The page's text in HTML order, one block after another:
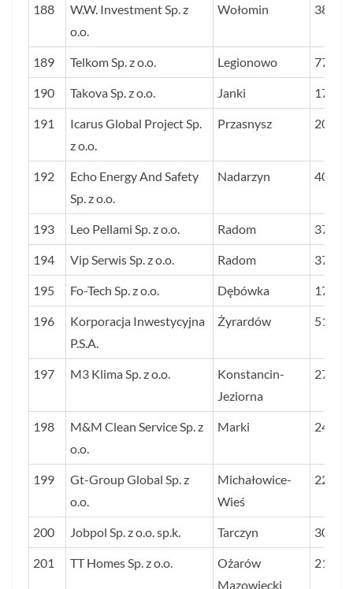
188
W.W. Investment Sp. z
o.o.
Wołomin 38
189 Telkom Sp. z o.o. Legionowo 77
190 Takova Sp. z o.o. Janki 17
191
Icarus Global Project Sp.
z o.o.
Przasnysz 20
192
Echo Energy And Safety
Sp. z o.o.
Nadarzyn 40
193 Leo Pellami Sp. z o.o. Radom 37
194 Vip Serwis Sp. z o.o. Radom 37
195 Fo-Tech Sp. z o.o. Dębówka 17
196
Korporacja Inwestycyjna
P.S.A.
Żyrardów 51
197 M3 Klima Sp. z o.o.
Konstancin-
Jeziorna
27
198
M&M Clean Service Sp. z
o.o.
Marki 24
199
Gt-Group Global Sp. z
o.o.
Michałowice-
Wieś
22
200 Jobpol Sp. z o.o. sp.k. Tarczyn 30
201 TT Homes Sp. z o.o.
Ożarów
Mazowiecki
21